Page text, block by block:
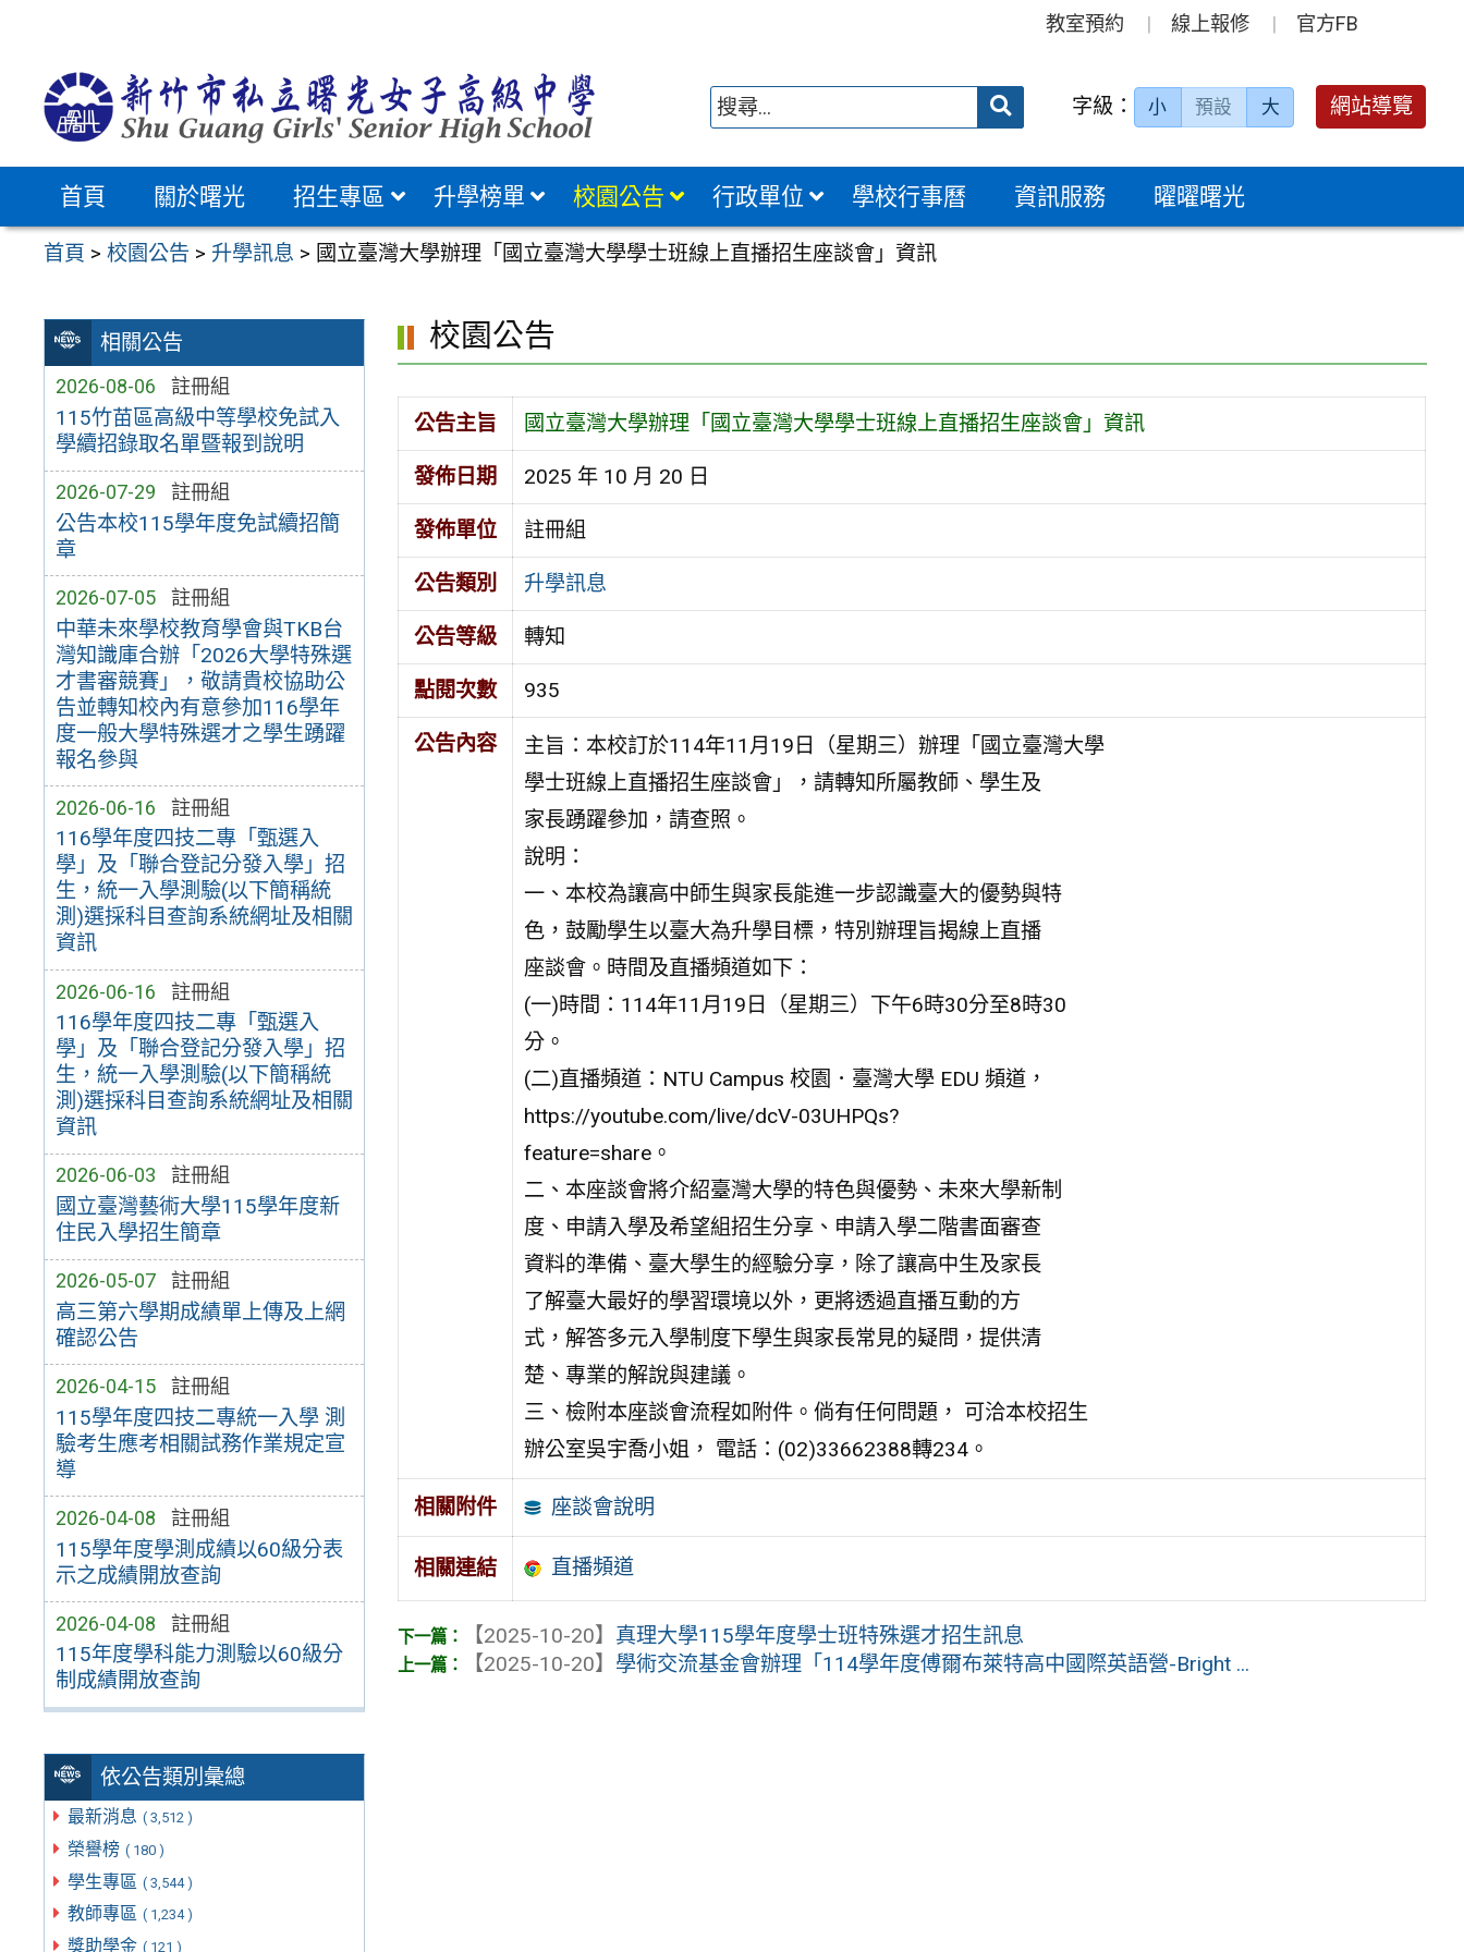
教室預約 線上報修 官方FB
送出 字級： 小 預設 大 網站導覽
首頁 關於曙光 招生專區 升學榜單 校園公告 行政單位 學校行事曆 資訊服務 曜曜曙光
首頁 >校園公告 > 升學訊息 > 國立臺灣大學辦理「國立臺灣大學學士班線上直播招生座談會」資訊
相關公告
2026-08-06 註冊組
115竹苗區高級中等學校免試入
學續招錄取名單暨報到說明
2026-07-29 註冊組
公告本校115學年度免試續招簡
章
2026-07-05 註冊組
中華未來學校教育學會與TKB台
灣知識庫合辦「2026大學特殊選
才書審競賽」，敬請貴校協助公
告並轉知校內有意參加116學年
度一般大學特殊選才之學生踴躍
報名參與
2026-06-16 註冊組
116學年度四技二專「甄選入
學」及「聯合登記分發入學」招
生，統一入學測驗(以下簡稱統
測)選採科目查詢系統網址及相關
資訊
2026-06-16 註冊組
116學年度四技二專「甄選入
學」及「聯合登記分發入學」招
生，統一入學測驗(以下簡稱統
測)選採科目查詢系統網址及相關
資訊
2026-06-03 註冊組
國立臺灣藝術大學115學年度新
住民入學招生簡章
2026-05-07 註冊組
高三第六學期成績單上傳及上網
確認公告
2026-04-15 註冊組
115學年度四技二專統一入學 測
驗考生應考相關試務作業規定宣
導
2026-04-08 註冊組
115學年度學測成績以60級分表
示之成績開放查詢
2026-04-08 註冊組
115年度學科能力測驗以60級分
制成績開放查詢
依公告類別彙總
最新消息 ( 3,512 )
榮譽榜 ( 180 )
學生專區 ( 3,544 )
教師專區 ( 1,234 )
獎助學金 ( 121 )
校園公告
公告主旨 國立臺灣大學辦理「國立臺灣大學學士班線上直播招生座談會」資訊
發佈日期 2025 年 10 月 20 日
發佈單位 註冊組
公告類別 升學訊息
公告等級 轉知
點閱次數 935
公告內容
主旨：本校訂於114年11月19日（星期三）辦理「國立臺灣大學
學士班線上直播招生座談會」，請轉知所屬教師、學生及
家長踴躍參加，請查照。
說明：
一、本校為讓高中師生與家長能進一步認識臺大的優勢與特
色，鼓勵學生以臺大為升學目標，特別辦理旨揭線上直播
座談會。時間及直播頻道如下：
(一)時間：114年11月19日（星期三）下午6時30分至8時30
分。
(二)直播頻道：NTU Campus 校園．臺灣大學 EDU 頻道，
https://youtube.com/live/dcV-03UHPQs?
feature=share。
二、本座談會將介紹臺灣大學的特色與優勢、未來大學新制
度、申請入學及希望組招生分享、申請入學二階書面審查
資料的準備、臺大學生的經驗分享，除了讓高中生及家長
了解臺大最好的學習環境以外，更將透過直播互動的方
式，解答多元入學制度下學生與家長常見的疑問，提供清
楚、專業的解說與建議。
三、檢附本座談會流程如附件。倘有任何問題， 可洽本校招生
辦公室吳宇喬小姐， 電話：(02)33662388轉234。
相關附件 座談會說明
相關連結 直播頻道
【2025-10-20】 真理大學115學年度學士班特殊選才招生訊息
【2025-10-20】 學術交流基金會辦理「114學年度傅爾布萊特高中國際英語營-Bright ...